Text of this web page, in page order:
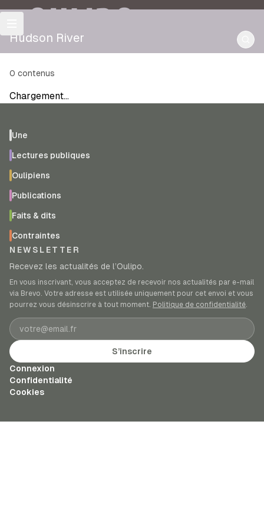
OULIPO
Hudson River
0 contenus
Chargement…
Une
Lectures publiques
Oulipiens
Publications
Faits & dits
Contraintes
NEWSLETTER
Recevez les actualités de l’Oulipo.
En vous inscrivant, vous acceptez de recevoir nos actualités par e-mail
via Brevo. Votre adresse est utilisée uniquement pour cet envoi et vous
pourrez vous désinscrire à tout moment. Politique de confidentialité.
Adresse e-mail
S’inscrire
Connexion
Confidentialité
Cookies